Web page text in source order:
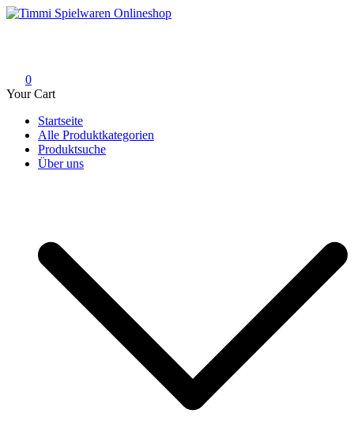
Skip
0
Your Cart
Startseite
Alle Produktkategorien
Produktsuche
Über uns